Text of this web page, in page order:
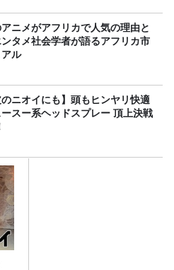
アニメがアフリカで人気の理由と
タメ社会学者が語るアフリカ市
ル
のニオイにも】頭もヒンヤリ快適
スー系ヘッドスプレー 頂上決戦